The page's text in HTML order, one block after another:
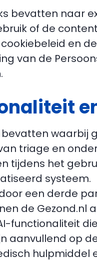
bevatten
of de
en
van de
bevatten
triage en
tijdens het
systeem.
een derde
de
functionaliteit
aanvullend op